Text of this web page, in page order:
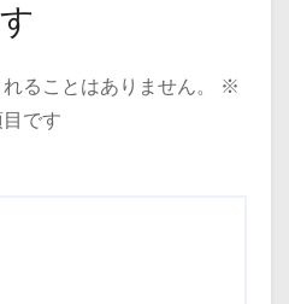
ることはありません。
※
です